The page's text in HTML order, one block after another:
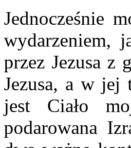
Jednocześnie
wydarzeniem,
przez Jezusa z
Jezusa, a w jej
jest Ciało
podarowana